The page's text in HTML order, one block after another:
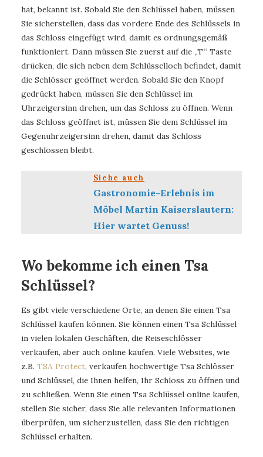
hat, bekannt ist. Sobald Sie den Schlüssel haben, müssen
Sie sicherstellen, dass das vordere Ende des Schlüssels in
das Schloss eingefügt wird, damit es ordnungsgemäß
funktioniert. Dann müssen Sie zuerst auf die „T“ Taste
drücken, die sich neben dem Schlüsselloch befindet, damit
die Schlösser geöffnet werden. Sobald Sie den Knopf
gedrückt haben, müssen Sie den Schlüssel im
Uhrzeigersinn drehen, um das Schloss zu öffnen. Wenn
das Schloss geöffnet ist, müssen Sie dem Schlüssel im
Gegenuhrzeigersinn drehen, damit das Schloss
geschlossen bleibt.
Siehe auch
Gastronomie-Erlebnis im
Möbel Martin Kaiserslautern:
Hier wartet Genuss!
Wo bekomme ich einen Tsa
Schlüssel?
Es gibt viele verschiedene Orte, an denen Sie einen Tsa
Schlüssel kaufen können. Sie können einen Tsa Schlüssel
in vielen lokalen Geschäften, die Reiseschlösser
verkaufen, aber auch online kaufen. Viele Websites, wie
z.B. TSA Protect, verkaufen hochwertige Tsa Schlösser
und Schlüssel, die Ihnen helfen, Ihr Schloss zu öffnen und
zu schließen. Wenn Sie einen Tsa Schlüssel online kaufen,
stellen Sie sicher, dass Sie alle relevanten Informationen
überprüfen, um sicherzustellen, dass Sie den richtigen
Schlüssel erhalten.